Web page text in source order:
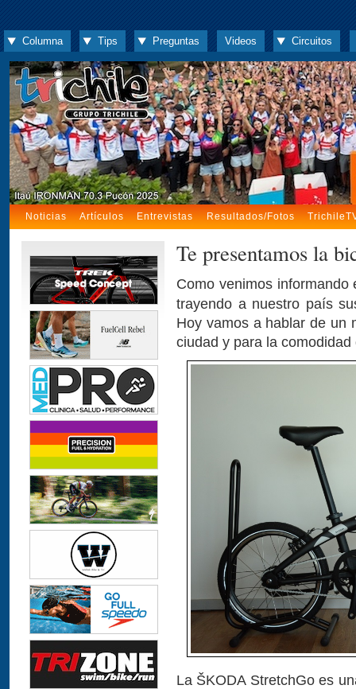
Columna Tips Preguntas Videos Circuitos
Noticias Artículos Entrevistas Resultados/Fotos
Te presentamos la
Como venimos
trayendo a nuestro país
Hoy vamos a hablar de un
ciudad y para la
La ŠKODA StretchGo es